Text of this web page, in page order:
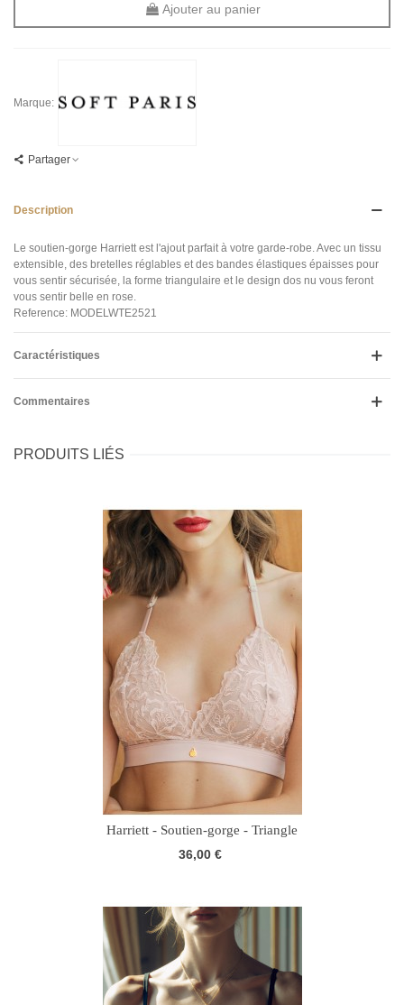
Ajouter au panier
Marque:
Partager
Description
Le soutien-gorge Harriett est l'ajout parfait à votre garde-robe. Avec un tissu
extensible, des bretelles réglables et des bandes élastiques épaisses pour
vous sentir sécurisée, la forme triangulaire et le design dos nu vous feront
vous sentir belle en rose.
Reference: MODELWTE2521
Caractéristiques
Commentaires
PRODUITS LIÉS
Harriett - Soutien-gorge - Triangle
36,00 €